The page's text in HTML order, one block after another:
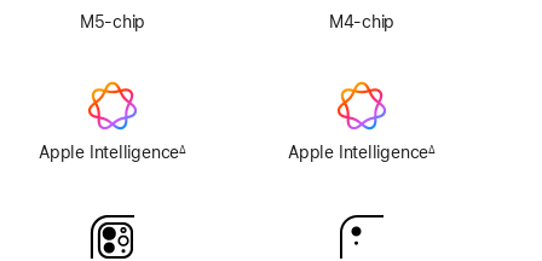
M5-chip
Apple Intelligence∆
M4-chip
Apple Intelligence∆